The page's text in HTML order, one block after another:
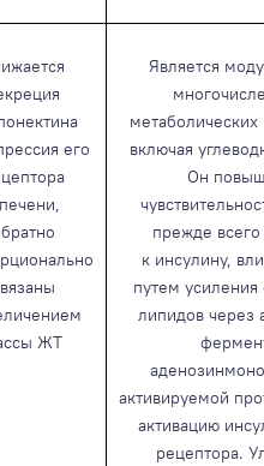
его
ЖТ
Является
метаболических
включая
Он
прежде
к инсулину,
путем усиления
липидов через
активируемой
активацию
рецептора.